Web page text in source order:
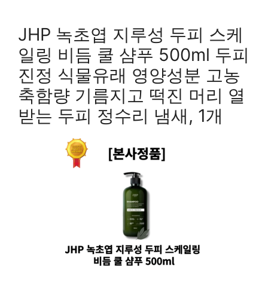
JHP 녹초엽 지루성 두피 스케
일링 비듬 쿨 샴푸 500ml 두피
진정 식물유래 영양성분 고농
축함량 기름지고 떡진 머리 열
받는 두피 정수리 냄새, 1개